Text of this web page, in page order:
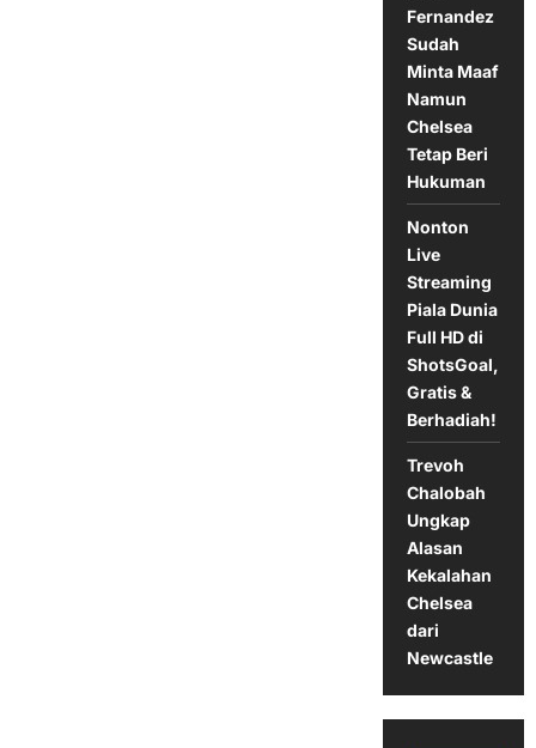
Fernandez
Sudah
Minta Maaf
Namun
Chelsea
Tetap Beri
Hukuman
Nonton
Live
Streaming
Piala Dunia
Full HD di
ShotsGoal,
Gratis &
Berhadiah!
Trevoh
Chalobah
Ungkap
Alasan
Kekalahan
Chelsea
dari
Newcastle